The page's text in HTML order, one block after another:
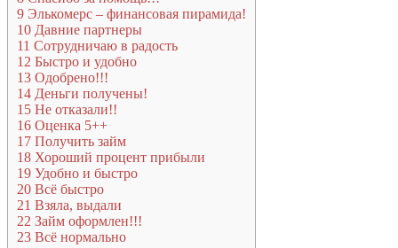
9 Элькомерс – финансовая пирамида!
10 Давние партнеры
11 Сотрудничаю в радость
12 Быстро и удобно
13 Одобрено!!!
14 Деньги получены!
15 Не отказали!!
16 Оценка 5++
17 Получить займ
18 Хороший процент прибыли
19 Удобно и быстро
20 Всё быстро
21 Взяла, выдали
22 Займ оформлен!!!
23 Всё нормально